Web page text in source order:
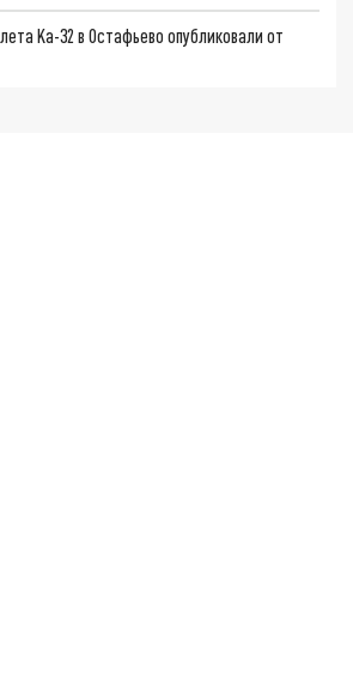
Ka-32 в Остафьево опубликовали от